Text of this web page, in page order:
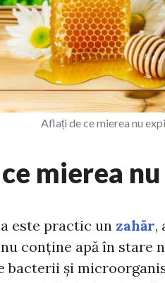
Aflați de ce mierea nu
mierea
este practic un zahăr,
conține apă în stare
bacterii și